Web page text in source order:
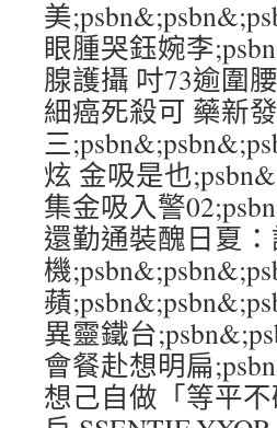
美
眼腫哭鈺婉李
腺護攝 吋73逾圍
細癌死殺可 藥新
三
炫 金吸是也
集金吸入警
還勤通裝醜日夏
機
蘋
異靈鐵台
會餐赴想明扁
想己自做「等平不